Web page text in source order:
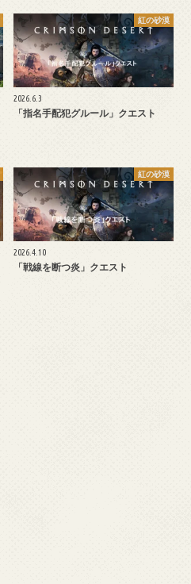
紅の砂漠
2026.6.3
「指名手配犯グルール」クエスト
紅の砂漠
2026.4.10
「戦線を断つ炎」クエスト